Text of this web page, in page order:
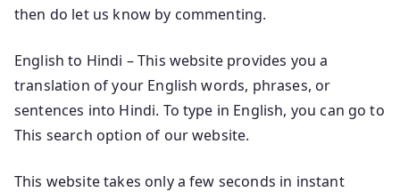
then do let us know by commenting.
English to Hindi – This website provides you a
translation of your English words, phrases, or
sentences into Hindi. To type in English, you can go to
This search option of our website.
This website takes only a few seconds in instant